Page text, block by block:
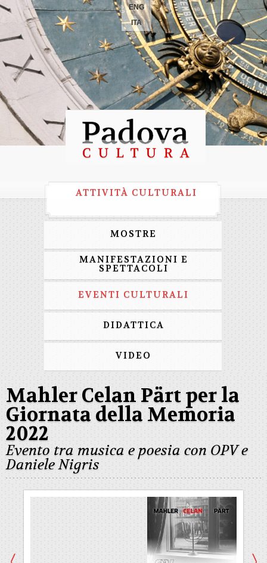
ENG
ITA
ATTIVITÀ CULTURALI
MOSTRE
MANIFESTAZIONI E
SPETTACOLI
EVENTI CULTURALI
DIDATTICA
VIDEO
Mahler Celan Pärt per la
Giornata della Memoria
2022
Evento tra musica e poesia con OPV e
Daniele Nigris